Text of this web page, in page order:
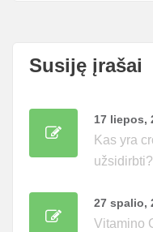
Susiję įrašai
17 liepos,
Kas yra
užsidirbti?
27 spalio,
Vitamino